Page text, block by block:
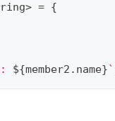
> = {
${member2 . name}`